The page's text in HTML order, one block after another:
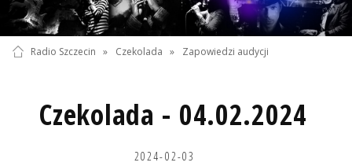
Radio Szczecin » Czekolada » Zapowiedzi audycji
Czekolada - 04.02.2024
2024-02-03